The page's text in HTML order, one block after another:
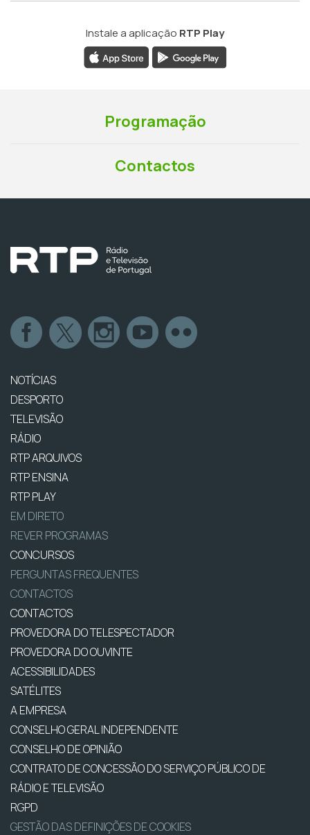
Instale a aplicação RTP Play
Programação
Contactos
NOTÍCIAS
DESPORTO
TELEVISÃO
RÁDIO
RTP ARQUIVOS
RTP ENSINA
RTP PLAY
EM DIRETO
REVER PROGRAMAS
CONCURSOS
PERGUNTAS FREQUENTES
CONTACTOS
CONTACTOS
PROVEDORA DO TELESPECTADOR
PROVEDORA DO OUVINTE
ACESSIBILIDADES
SATÉLITES
A EMPRESA
CONSELHO GERAL INDEPENDENTE
CONSELHO DE OPINIÃO
CONTRATO DE CONCESSÃO DO SERVIÇO PÚBLICO DE
RÁDIO E TELEVISÃO
RGPD
GESTÃO DAS DEFINIÇÕES DE COOKIES